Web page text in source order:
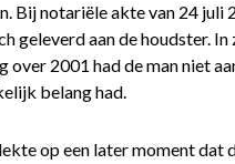
Bij notariële akte van 24 juli
geleverd aan de houdster.
over 2001 had de man niet
belang had.
op een later moment dat